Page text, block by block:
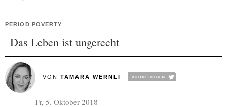
PERIOD POVERTY
Das Leben ist ungerecht
VON TAMARA WERNLI
Fr, 5. Oktober 2018